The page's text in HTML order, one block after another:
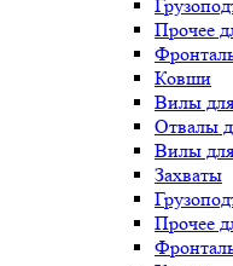
Прочее
Ковши
Вилы
Отвалы
Вилы
Захваты
Прочее